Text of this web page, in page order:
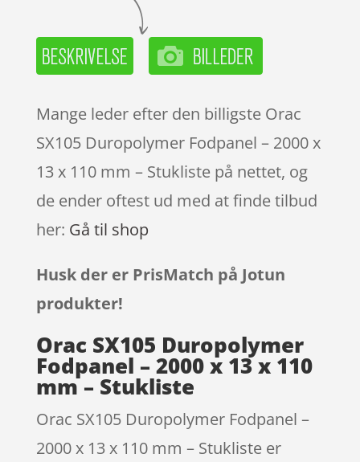
Mange leder efter den billigste Orac
SX105 Duropolymer Fodpanel – 2000 x
13 x 110 mm – Stukliste på nettet, og
de ender oftest ud med at finde tilbud
her: Gå til shop
Husk der er PrisMatch på Jotun
produkter!
Orac SX105 Duropolymer
Fodpanel – 2000 x 13 x 110
mm – Stukliste
Orac SX105 Duropolymer Fodpanel –
2000 x 13 x 110 mm – Stukliste er